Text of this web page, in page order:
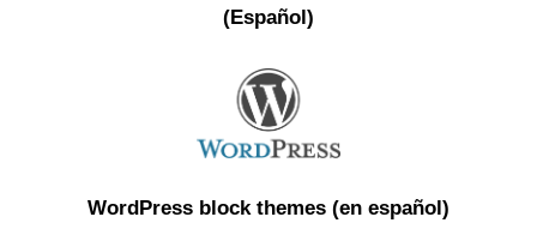
(Español)
WordPress block themes (en español)